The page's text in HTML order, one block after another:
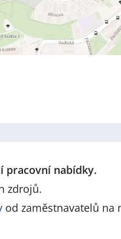
pracovní nabídky.
zdrojů.
od zaměstnavatelů na